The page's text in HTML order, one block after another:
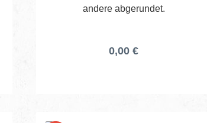
andere abgerundet.
0,00 €